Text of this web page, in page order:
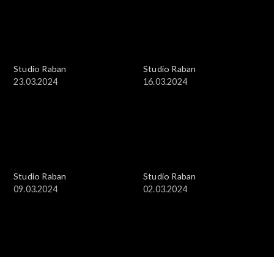
Studio Raban
23.03.2024
Studio Raban
16.03.2024
Studio Raban
09.03.2024
Studio Raban
02.03.2024